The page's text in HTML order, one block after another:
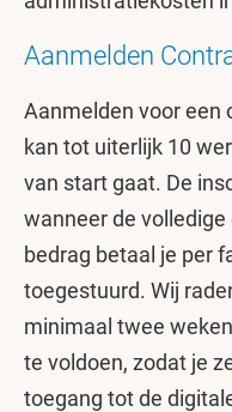
Aanmelden
Aanmelden voor een
kan tot uiterlijk 10
van start gaat. De
wanneer de
bedrag betaal je per
toegestuurd. Wij
minimaal twee
te voldoen, zodat je
toegang tot de